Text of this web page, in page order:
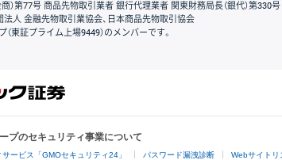
）第77号 商品先物取引業者 銀行代理業者 関東財務局長（銀代）第330
法人 金融先物取引業協会、日本商品先物取引協会
東証プライム上場9449）のメンバーです。
プのセキュリティ事業について
ービス「GMOセキュリティ24」 パスワード漏洩診断 Webサイトリ